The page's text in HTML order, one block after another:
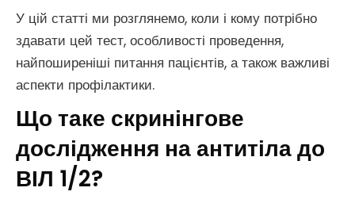
У цій статті ми розглянемо, коли і кому потрібно
здавати цей тест, особливості проведення,
найпоширеніші питання пацієнтів, а також важливі
аспекти профілактики.
Що таке скринінгове
дослідження на антитіла до
ВІЛ 1/2?